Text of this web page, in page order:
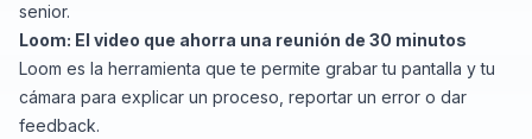
senior.
Loom: El video que ahorra una reunión de 30 minutos
Loom es la herramienta que te permite grabar tu pantalla y tu
cámara para explicar un proceso, reportar un error o dar
feedback.